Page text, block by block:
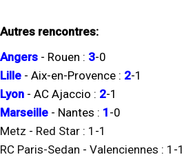
Autres rencontres:
Angers - Rouen : 3-0
Lille - Aix-en-Provence : 2-1
Lyon - AC Ajaccio : 2-1
Marseille - Nantes : 1 -0
Metz - Red Star : 1 -1
RC Paris-Sedan - Valenciennes : 1 -1